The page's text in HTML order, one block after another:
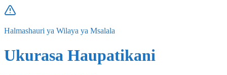
Halmashauri ya Wilaya ya Msalala
Ukurasa Haupatikani